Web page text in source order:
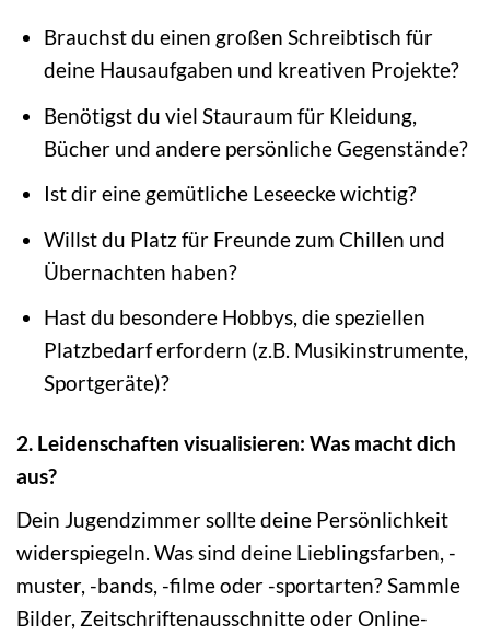
Brauchst du einen großen Schreibtisch für
deine Hausaufgaben und kreativen Projekte?
Benötigst du viel Stauraum für Kleidung,
Bücher und andere persönliche Gegenstände?
Ist dir eine gemütliche Leseecke wichtig?
Willst du Platz für Freunde zum Chillen und
Übernachten haben?
Hast du besondere Hobbys, die speziellen
Platzbedarf erfordern (z.B. Musikinstrumente,
Sportgeräte)?
2. Leidenschaften visualisieren: Was macht dich
aus?
Dein Jugendzimmer sollte deine Persönlichkeit
widerspiegeln. Was sind deine Lieblingsfarben, -
muster, -bands, -filme oder -sportarten? Sammle
Bilder, Zeitschriftenausschnitte oder Online-